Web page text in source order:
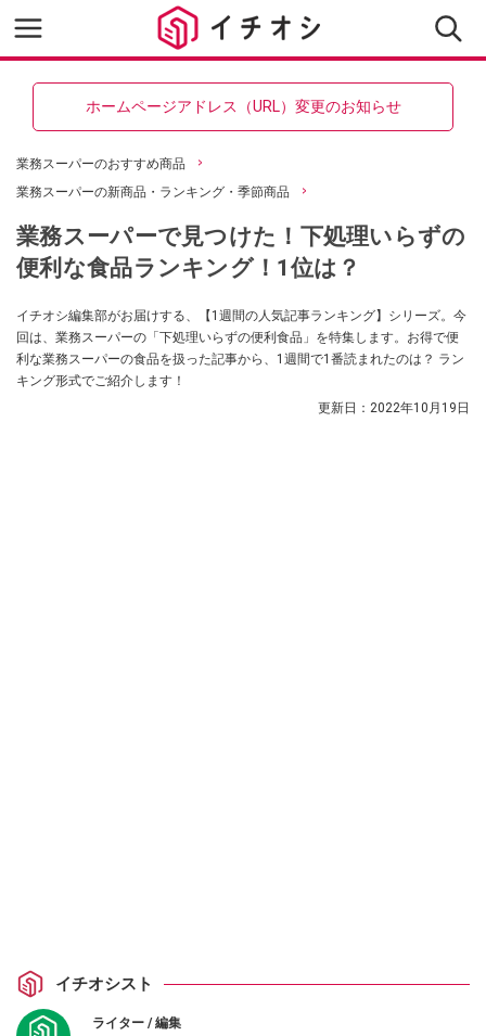
ホームページアドレス（URL）変更のお知らせ
業務スーパーのおすすめ商品
業務スーパーの新商品・ランキング・季節商品
業務スーパーで見つけた！下処理いらずの
便利な食品ランキング！1位は？
イチオシ編集部がお届けする、【1週間の人気記事ランキング】シリーズ。今
回は、業務スーパーの「下処理いらずの便利食品」を特集します。お得で便
利な業務スーパーの食品を扱った記事から、1週間で1番読まれたのは？ ラン
キング形式でご紹介します！
更新日： 2022年10月19日
イチオシスト
ライター / 編集